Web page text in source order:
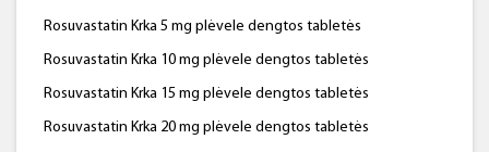
Rosuvastatin Krka 5 mg plėvele dengtos tabletės
Rosuvastatin Krka 10 mg plėvele dengtos tabletės
Rosuvastatin Krka 15 mg plėvele dengtos tabletės
Rosuvastatin Krka 20 mg plėvele dengtos tabletės